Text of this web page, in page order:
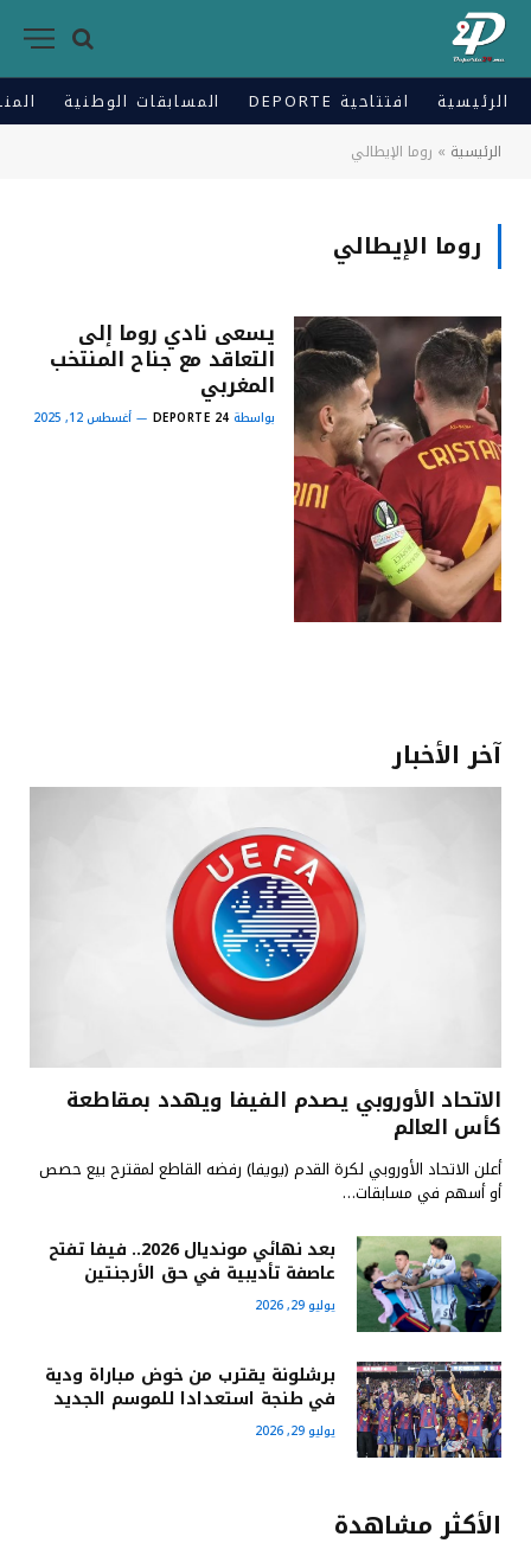
الرئيسية افتتاحية DEPORTE المسابقات الوطنية
الرئيسية » روما الإيطالي
روما الإيطالي
يسعى نادي روما إلى
التعاقد مع جناح المنتخب
المغربي
بواسطة DEPORTE 24 أغسطس 12, 2025
آخر الأخبار
الاتحاد الأوروبي يصدم الفيفا ويهدد بمقاطعة
كأس العالم
أعلن الاتحاد الأوروبي لكرة القدم (يويفا) رفضه القاطع لمقترح بيع حصص
أو أسهم في مسابقات…
بعد نهائي مونديال 2026.. فيفا تفتح
عاصفة تأديبية في حق الأرجنتين
يوليو 29, 2026
برشلونة يقترب من خوض مباراة ودية
في طنجة استعدادا للموسم الجديد
يوليو 29, 2026
الأكثر مشاهدة